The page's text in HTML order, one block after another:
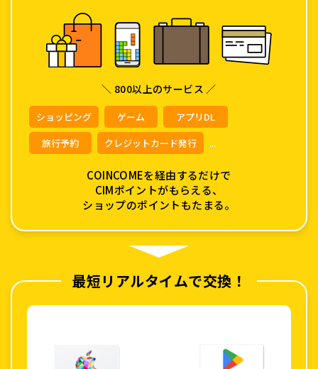
＼ 800以上のサービス ／
ショッピング ゲーム
アプリDL
旅行予約
クレジットカード発行 ...
COINCOMEを経由するだけで
CIMポイントがもらえる、
ショップのポイントもたまる。
最短リアルタイムで交換！